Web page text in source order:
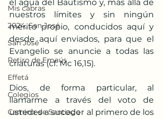
Mis cabras
2024, San José
San José
Retiro de Emaús
Effetá
Colegios
Camino de Santiago
el agua del Bautismo y, más allá de
nuestros límites y sin ningún
mérito propio, conducidos aquí y
desde aquí enviados, para que el
Evangelio se anuncie a todas las
criaturas (cf. Mc 16,15).
Dios, de forma particular, al
llamarme a través del voto de
ustedes a suceder al primero de los